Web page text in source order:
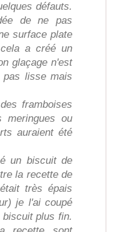
défauts.
de ne pas
surface plate
a créé un
glaçage n'est
lisse mais
framboises
ou
auraient été
un biscuit de
la recette de
très épais
je l'ai coupé
plus fin.